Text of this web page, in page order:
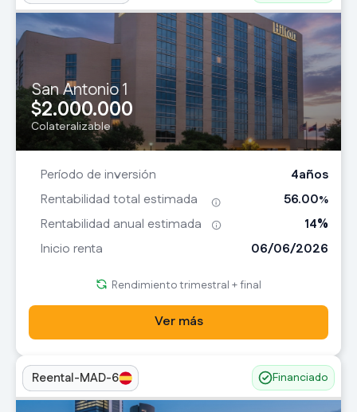
San Antonio 1
2.000.000
$
Colateralizable
Período de inversión 4años
Rentabilidad total estimada
56.00%
Rentabilidad anual estimada 14%
Inicio renta
06/06/2026
Rendimiento trimestral + final
Ver más
Reental-MAD-6 Financiado